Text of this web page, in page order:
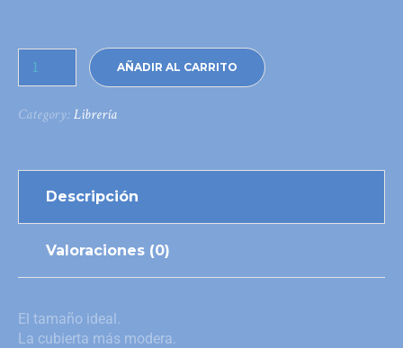
AÑADIR AL CARRITO
Category:Librería
Descripción
Valoraciones (0)
El tamaño ideal.
La cubierta más modera.